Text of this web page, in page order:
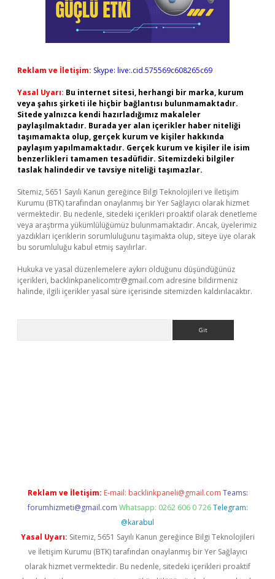
Reklam ve İletişim: Skype: live:.cid.575569c608265c69
Yasal Uyarı: Bu internet sitesi, herhangi bir marka, kurum
veya şahıs şirketi ile hiçbir bağlantısı bulunmamaktadır.
Sitede yalnızca kendi hazırladığımız makaleler
paylaşılmaktadır. Burada yer alan içerikler haber niteliği
taşımamakta olup, gerçek kurum ve kişiler hakkında
paylaşım yapılmamaktadır. Gerçek kurum ve kişiler ile isim
benzerlikleri tamamen tesadüfidir. Sitemizdeki bilgiler
taslak halindedir ve tavsiye niteliği taşımazlar.
Sitemiz, 5651 Sayılı Kanun gereğince Bilgi Teknolojileri ve İletişim
Kurumu (BTK) tarafından onaylanmış bir Yer Sağlayıcı olarak hizmet
vermektedir. Bu nedenle, sitedeki içerikleri proaktif olarak denetleme
veya araştırma yükümlülüğümüz bulunmamaktadır. Ancak, üyelerimiz
yazdıkları içeriklerin sorumluluğunu taşımakta olup, siteye üye olarak
bu sorumluluğu kabul etmiş sayılırlar.
Hukuka ve yasal düzenlemelere aykırı olduğunu düşündüğünüz
içerikleri, backlinkpanelicomtr@gmail.com adresine bildirmeniz
halinde, ilgili içerikler yasal süre içerisinde sitemizden kaldırılacaktır.
Reklam ve İletişim: E-mail: backlinkpaneli@gmail.com Teams:
forumhizmeti@gmail.com Whatsapp: 0262 606 0 726 Telegram:
@karabul
Yasal Uyarı: Sitemiz, 5651 Sayılı Kanun gereğince Bilgi Teknolojileri
ve İletişim Kurumu (BTK) tarafından onaylanmış bir Yer Sağlayıcı
olarak hizmet vermektedir. Bu nedenle, sitedeki içerikleri proaktif